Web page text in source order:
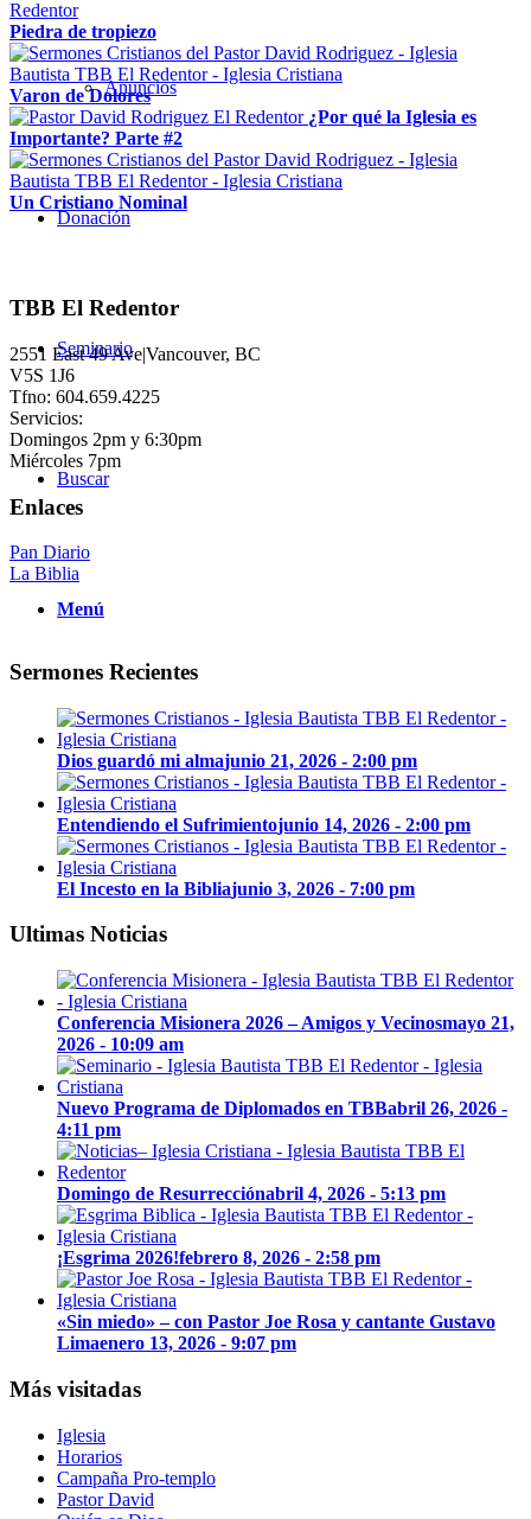
Anuncios
Donación
Seminario
Buscar
Menú
Piedra de tropiezo
Varon de Dolores
¿Por qué la Iglesia es
Importante? Parte #2
Un Cristiano Nominal
TBB El Redentor
2551 East 49 Ave|Vancouver, BC
V5S 1J6
Tfno: 604.659.4225
Servicios:
Domingos 2pm y 6:30pm
Miércoles 7pm
Enlaces
Pan Diario
La Biblia
Sermones Recientes
Dios guardó mi almajunio 21, 2026 - 2:00 pm
Entendiendo el Sufrimientojunio 14, 2026 - 2:00 pm
El Incesto en la Bibliajunio 3, 2026 - 7:00 pm
Ultimas Noticias
Conferencia Misionera 2026 – Amigos y Vecinosmayo 21,
2026 - 10:09 am
Nuevo Programa de Diplomados en TBBabril 26, 2026 -
4:11 pm
Domingo de Resurrecciónabril 4, 2026 - 5:13 pm
¡Esgrima 2026!febrero 8, 2026 - 2:58 pm
«Sin miedo» – con Pastor Joe Rosa y cantante Gustavo
Limaenero 13, 2026 - 9:07 pm
Más visitadas
Iglesia
Horarios
Campaña Pro-templo
Pastor David